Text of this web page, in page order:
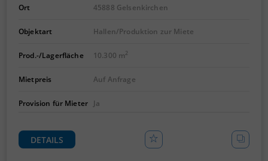
Ort 45888 Gelsenkirchen
Objektart Hallen/Produktion zur Miete
Prod.-/Lagerfläche 10.300 m2
Mietpreis Auf Anfrage
Provision für Mieter Ja
DETAILS